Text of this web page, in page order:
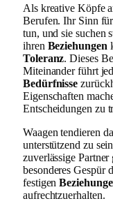
Als kreative Köpfe
Berufen. Ihr Sinn
tun, und sie suchen
ihren Beziehungen
Toleranz. Dieses
Miteinander führt
Bedürfnisse
Eigenschaften
Entscheidungen zu
Waagen tendieren
unterstützend zu
zuverlässige
besonderes Gespür
festigen
aufrechtzuerhalten.